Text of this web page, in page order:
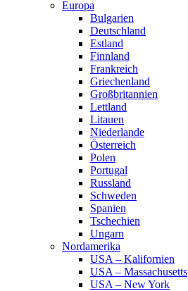
Europa
Bulgarien
Deutschland
Estland
Finnland
Frankreich
Griechenland
Großbritannien
Lettland
Litauen
Niederlande
Österreich
Polen
Portugal
Russland
Schweden
Spanien
Tschechien
Ungarn
Nordamerika
USA – Kalifornien
USA – Massachusetts
USA – New York